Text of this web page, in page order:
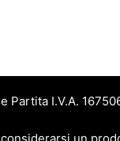
Partita I.V.A.
un